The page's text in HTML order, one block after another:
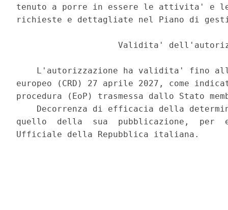
tenuto a porre in essere le attivita' e
richieste e dettagliate nel Piano di
Validita'
L'autorizzazione ha validita' fino
europeo (CRD) 27 aprile 2027, come
procedura (EoP) trasmessa dallo Stato
Decorrenza di efficacia della
quello  della  sua  pubblicazione,  per